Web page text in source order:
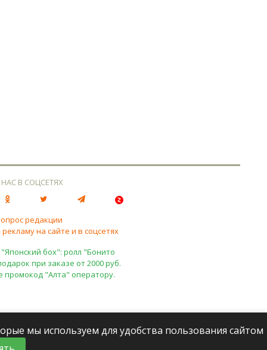
В СОЦСЕТЯХ
редакции
на сайте и в соцсетях
бох": ролл "Бонито
при заказе от 2000 руб.
промокод "Алта" оператору.
мы используем для удобства пользования сайтом